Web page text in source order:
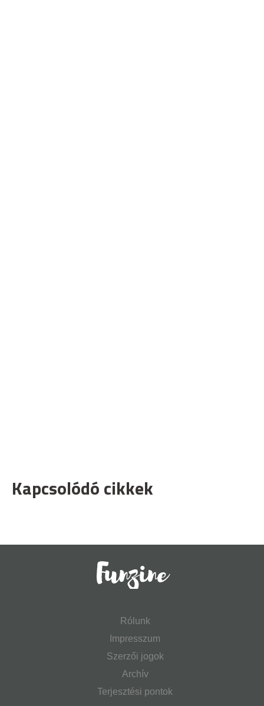
Kapcsolódó cikkek
Rólunk
Impresszum
Szerzői jogok
Archív
Terjesztési pontok